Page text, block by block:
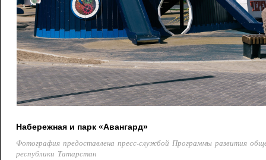
Набережная и парк «Авангард»
Фотография предоставлена пресс-службой Программы развития
республики Татарстан